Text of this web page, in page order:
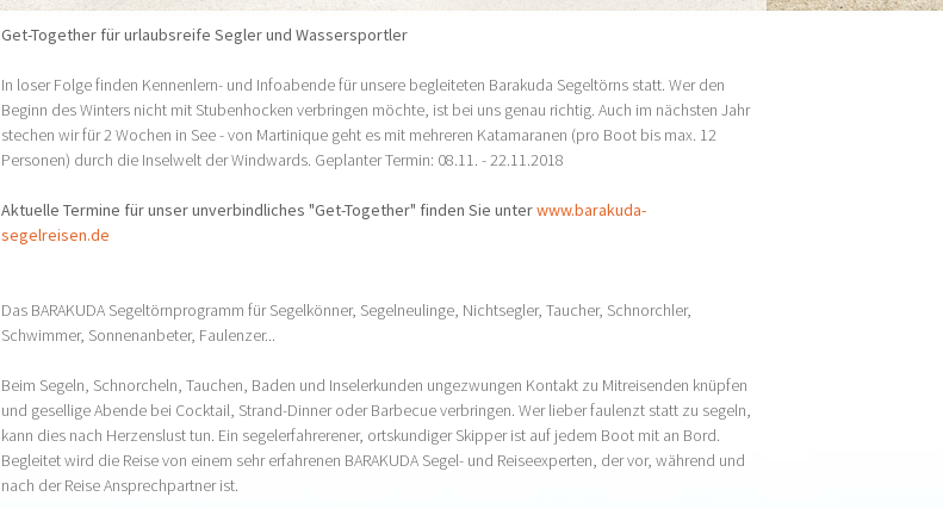
Get-Together für urlaubsreife Segler und Wassersportler
In loser Folge finden Kennenlern- und Infoabende für unsere begleiteten Barakuda Segeltörns statt. Wer den
Beginn des Winters nicht mit Stubenhocken verbringen möchte, ist bei uns genau richtig. Auch im nächsten Jahr
stechen wir für 2 Wochen in See - von Martinique geht es mit mehreren Katamaranen (pro Boot bis max. 12
Personen) durch die Inselwelt der Windwards. Geplanter Termin: 08.11. - 22.11.2018
Aktuelle Termine für unser unverbindliches "Get-Together" finden Sie unterwww.barakuda-
segelreisen.de
Das BARAKUDA Segeltörnprogramm für Segelkönner, Segelneulinge, Nichtsegler, Taucher, Schnorchler,
Schwimmer, Sonnenanbeter, Faulenzer...
Beim Segeln, Schnorcheln, Tauchen, Baden und Inselerkunden ungezwungen Kontakt zu Mitreisenden knüpfen
und gesellige Abende bei Cocktail, Strand-Dinner oder Barbecue verbringen. Wer lieber faulenzt statt zu segeln,
kann dies nach Herzenslust tun. Ein segelerfahrerener, ortskundiger Skipper ist auf jedem Boot mit an Bord.
Begleitet wird die Reise von einem sehr erfahrenen BARAKUDA Segel- und Reiseexperten, der vor, während und
nach der Reise Ansprechpartner ist.